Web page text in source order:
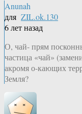
Anunah
для ZIL.ok.130
6 лет назад
О, чай- прям
частица «чай»
акромя о-кающих
Земля?